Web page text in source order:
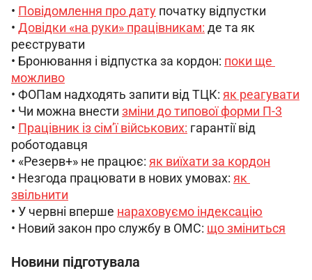
• Повідомлення про дату початку відпустки
• Довідки «на руки» працівникам: де та як
реєструвати
• Бронювання і відпустка за кордон: поки ще
можливо
• ФОПам надходять запити від ТЦК: як реагувати
• Чи можна внести зміни до типової форми П-3
• Працівник із сім’ї військових: гарантії від
роботодавця
• «Резерв+» не працює: як виїхати за кордон
• Незгода працювати в нових умовах: як
звільнити
• У червні вперше нараховуємо індексацію
• Новий закон про службу в ОМС: що зміниться
Новини підготувала